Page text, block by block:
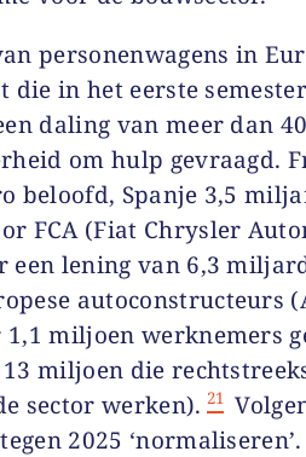
personenwagens in
in het eerste
daling van meer dan
om hulp gevraagd.
beloofd, Spanje 3,5
FCA (Fiat Chrysler
een lening van 6,3
autoconstructeurs
1,1 miljoen werknemers
miljoen die
sector werken). 21
2025 ‘normaliseren’.